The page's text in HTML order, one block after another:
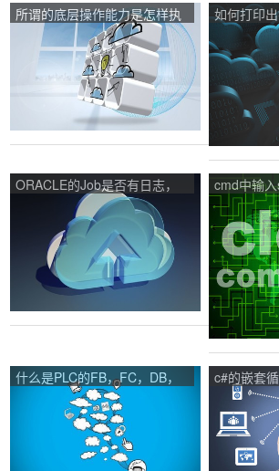
所谓的底层操作能力是怎样执
行的？
如何打印
ORACLE的Job是否有日志，
如果有如何查看OR？
cmd中输
里面的情
什么是PLC的FB，FC，DB，
OB，这些块是什么意思？怎么
c#的嵌套